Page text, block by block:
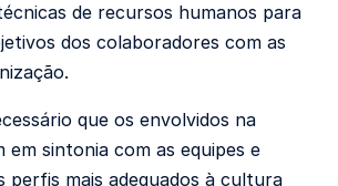
de recursos humanos para
dos colaboradores com as
que os envolvidos na
em sintonia com as equipes e
perfis mais adequados à cultura